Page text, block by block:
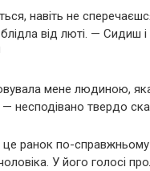
навіть не
від люті. — Сидиш
мене людиною,
— несподівано твердо
ранок по-
У його голосі